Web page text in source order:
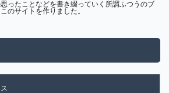
ったことなどを書き綴っていく所謂ふつうのブ
のサイトを作りました。